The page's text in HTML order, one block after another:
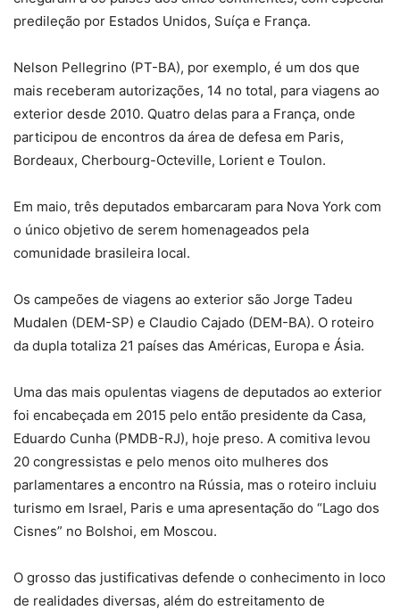
predileção por Estados Unidos, Suíça e França.
Nelson Pellegrino (PT-BA), por exemplo, é um dos que
mais receberam autorizações, 14 no total, para viagens ao
exterior desde 2010. Quatro delas para a França, onde
participou de encontros da área de defesa em Paris,
Bordeaux, Cherbourg-Octeville, Lorient e Toulon.
Em maio, três deputados embarcaram para Nova York com
o único objetivo de serem homenageados pela
comunidade brasileira local.
Os campeões de viagens ao exterior são Jorge Tadeu
Mudalen (DEM-SP) e Claudio Cajado (DEM-BA). O roteiro
da dupla totaliza 21 países das Américas, Europa e Ásia.
Uma das mais opulentas viagens de deputados ao exterior
foi encabeçada em 2015 pelo então presidente da Casa,
Eduardo Cunha (PMDB-RJ), hoje preso. A comitiva levou
20 congressistas e pelo menos oito mulheres dos
parlamentares a encontro na Rússia, mas o roteiro incluiu
turismo em Israel, Paris e uma apresentação do “Lago dos
Cisnes” no Bolshoi, em Moscou.
O grosso das justificativas defende o conhecimento in loco
de realidades diversas, além do estreitamento de